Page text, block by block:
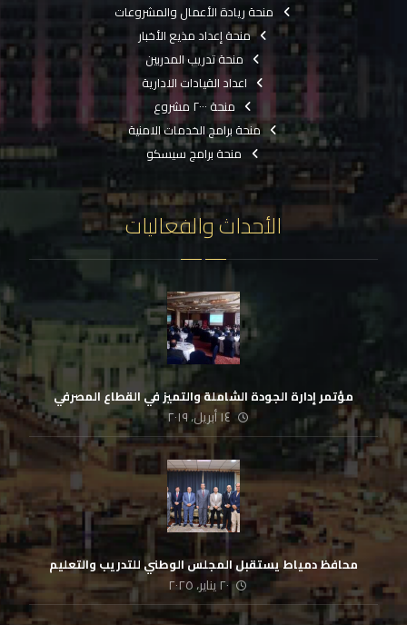
منحة ريادة الأعمال والمشروعات
منحة إعداد مذيع الأخبار
منحة تدريب المدربين
اعداد القيادات الادارية
منحة ٢٠٠٠ مشروع
منحة برامج الخدمات الامنية
منحة برامج سيسكو
الأحداث والفعاليات
مؤتمر إدارة الجودة الشاملة والتميز في القطاع المصرفي
١٤ أبريل، ٢٠١٩
محافظ دمياط يستقبل المجلس الوطني للتدريب والتعليم
٢٠ يناير، ٢٠٢٥